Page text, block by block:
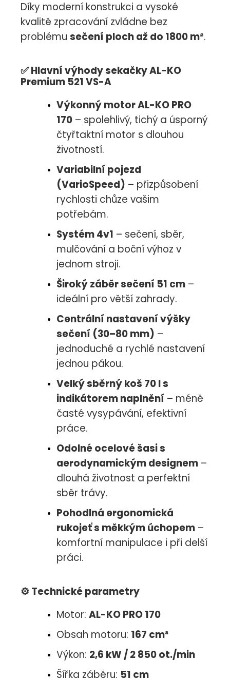
Díky moderní konstrukci a vysoké
kvalitě zpracování zvládne bez
problému sečení ploch až do 1800 m².
✅Hlavní výhody sekačky AL-KO
Premium 521 VS-A
Výkonný motor AL-KO PRO
170 – spolehlivý, tichý a úsporný
čtyřtaktní motor s dlouhou
životností.
Variabilní pojezd
(VarioSpeed) – přizpůsobení
rychlosti chůze vašim
potřebám.
Systém 4v1 – sečení, sběr,
mulčování a boční výhoz v
jednom stroji.
Široký záběr sečení 51 cm –
ideální pro větší zahrady.
Centrální nastavení výšky
sečení (30–80 mm) –
jednoduché a rychlé nastavení
jednou pákou.
Velký sběrný koš 70 l s
indikátorem naplnění – méně
časté vysypávání, efektivní
práce.
Odolné ocelové šasi s
aerodynamickým designem –
dlouhá životnost a perfektní
sběr trávy.
Pohodlná ergonomická
rukojeť s měkkým úchopem –
komfortní manipulace i při delší
práci.
⚙️ Technické parametry
Motor: AL-KO PRO 170
Obsah motoru: 167 cm³
Výkon: 2,6 kW / 2 850 ot./min
Šířka záběru: 51 cm